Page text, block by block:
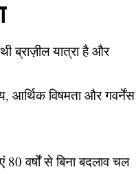
ब्राज़ील यात्रा है और
आर्थिक विषमता और गवर्नेंस
वर्षों से बिना बदलाव चल